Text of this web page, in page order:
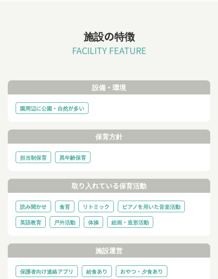
施設の特徴
FACILITY FEATURE
設備・環境
園周辺に公園・自然が多い
保育方針
担当制保育 異年齢保育
取り入れている保育活動
読み聞かせ 食育 リトミック
ピアノを用いた音楽活動
英語教育
戸外活動 体操 絵画・造形活動
施設運営
保護者向け連絡アプリ 給食あり おやつ・夕食あり